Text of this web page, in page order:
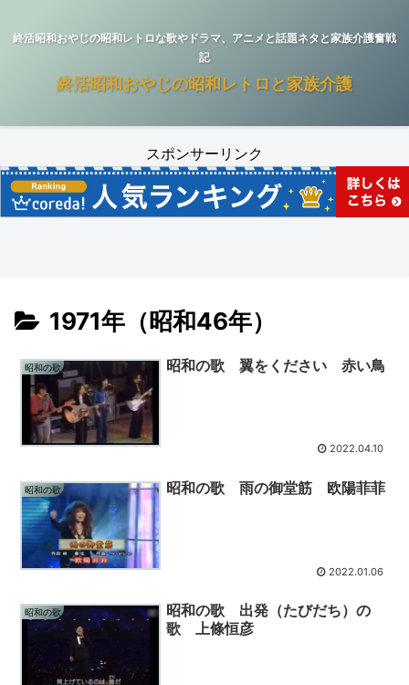
終活昭和おやじの昭和レトロな歌やドラマ、アニメと話題ネタと家族介護奮戦
記
終活昭和おやじの昭和レトロと家族介護
スポンサーリンク
1971年（昭和46年）
昭和の歌 昭和の歌 翼をください 赤い鳥
2022.04.10
昭和の歌 昭和の歌 雨の御堂筋 欧陽菲菲
2022.01.06
昭和の歌
昭和の歌 出発（たびだち）の
歌 上條恒彦